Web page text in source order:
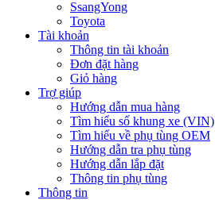
SsangYong
Toyota
Tài khoản
Thông tin tài khoản
Đơn đặt hàng
Giỏ hàng
Trợ giúp
Hướng dẫn mua hàng
Tìm hiểu số khung xe (VIN)
Tìm hiểu về phụ tùng OEM
Hướng dẫn tra phụ tùng
Hướng dẫn lắp đặt
Thông tin phụ tùng
Thông tin